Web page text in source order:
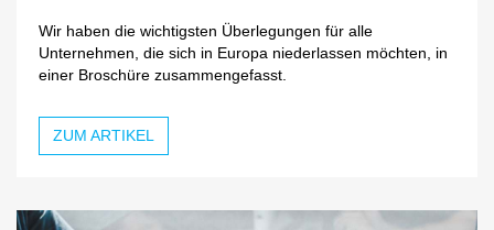
Wir haben die wichtigsten Überlegungen für alle
Unternehmen, die sich in Europa niederlassen möchten, in
einer Broschüre zusammengefasst.
ZUM ARTIKEL